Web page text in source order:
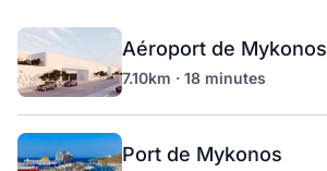
Aéroport de Mykonos
7.10km · 18 minutes
Port de Mykonos